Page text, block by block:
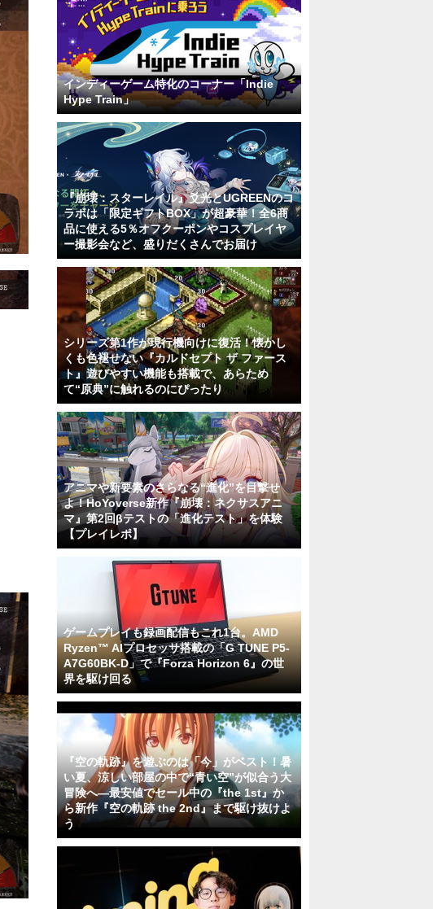
インディーゲーム特化のコーナー「Indie
Hype Train」
『崩壊：スターレイル』爻光とUGREENのコ
ラボは「限定ギフトBOX」が超豪華！全6商
品に使える5％オフクーポンやコスプレイヤ
ー撮影会など、盛りだくさんでお届け
シリーズ第1作が現行機向けに復活！懐かし
くも色褪せない『カルドセプト ザ ファース
ト』遊びやすい機能も搭載で、あらため
て“原典”に触れるのにぴったり
アニマや新要素のさらなる“進化”を目撃せ
よ！HoYoverse新作『崩壊：ネクサスアニ
マ』第2回βテストの「進化テスト」を体験
【プレイレポ】
ゲームプレイも録画配信もこれ1台。AMD
Ryzen™ AIプロセッサ搭載の「G TUNE P5-
A7G60BK-D」で『Forza Horizon 6』の世
界を駆け回る
『空の軌跡』を遊ぶのは「今」がベスト！暑
い夏、涼しい部屋の中で“青い空”が似合う大
冒険へ―最安値でセール中の『the 1st』か
ら新作『空の軌跡 the 2nd』まで駆け抜けよ
う